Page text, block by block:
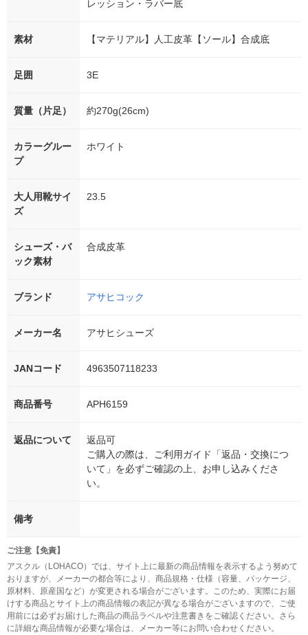
レッション・ラバー底
素材 【マテリアル】人工皮革【ソール】合成底
足囲 3E
質量（片足） 約270g(26cm)
カラーグルー
プ
ホワイト
大人用靴サイ
ズ
23.5
シューズ・バ
ック素材
合成皮革
ブランド アサヒコック
メーカー名 アサヒシューズ
JANコード 4963507118233
商品番号 APH6159
返品について
返品可
ご購入の際は、ご利用ガイド「返品・交換につ
いて」を必ずご確認の上、お申し込みくださ
い。
備考
ご注意【免責】
アスクル（LOHACO）では、サイト上に最新の商品情報を表示するよう努めて
おりますが、メーカーの都合等により、商品規格・仕様（容量、パッケージ、
原材料、原産国など）が変更される場合がございます。このため、実際にお届
けする商品とサイト上の商品情報の表記が異なる場合がございますので、ご使
用前には必ずお届けした商品の商品ラベルや注意書きをご確認ください。さら
に詳細な商品情報が必要な場合は、メーカー等にお問い合わせください。